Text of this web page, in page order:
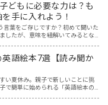
どもに必要な力は？も
手に入れよう！
言葉をご存じですか？初めて聞いた
したが、意味を紐解いてみるとな
語絵本7選【読み聞か
い夏休み。親子で新しいことに挑
で簡単に始められる「英語絵本の